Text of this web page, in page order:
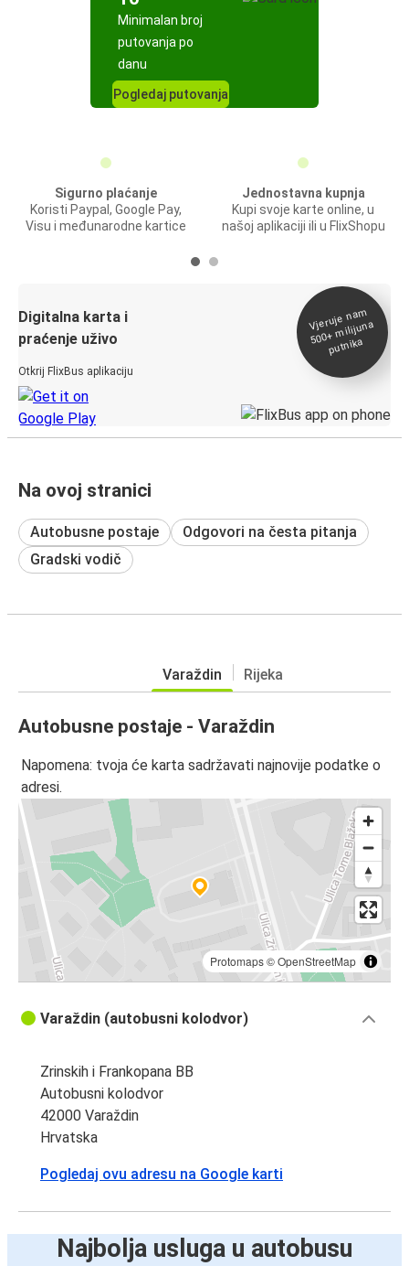
Minimalan broj
putovanja po
danu
Pogledaj putovanja
Sigurno plaćanje
Koristi Paypal, Google Pay,
Visu i međunarodne kartice
Jednostavna kupnja
Kupi svoje karte online, u
našoj aplikaciji ili u FlixShopu
Digitalna karta i
praćenje uživo
Otkrij FlixBus aplikaciju
Vjeruje na
m
500+
milijuna
putnika
Na ovoj stranici
Autobusne postaje
Odgovori na česta pitanja
Gradski vodič
Varaždin Rijeka
Autobusne postaje - Varaždin
Napomena: tvoja će karta sadržavati najnovije podatke o
adresi.
Protomaps©OpenStreetMap
Varaždin (autobusni kolodvor)
Zrinskih i Frankopana BB
Autobusni kolodvor
42000 Varaždin
Hrvatska
Pogledaj ovu adresu na Google karti
Najbolja usluga u autobusu